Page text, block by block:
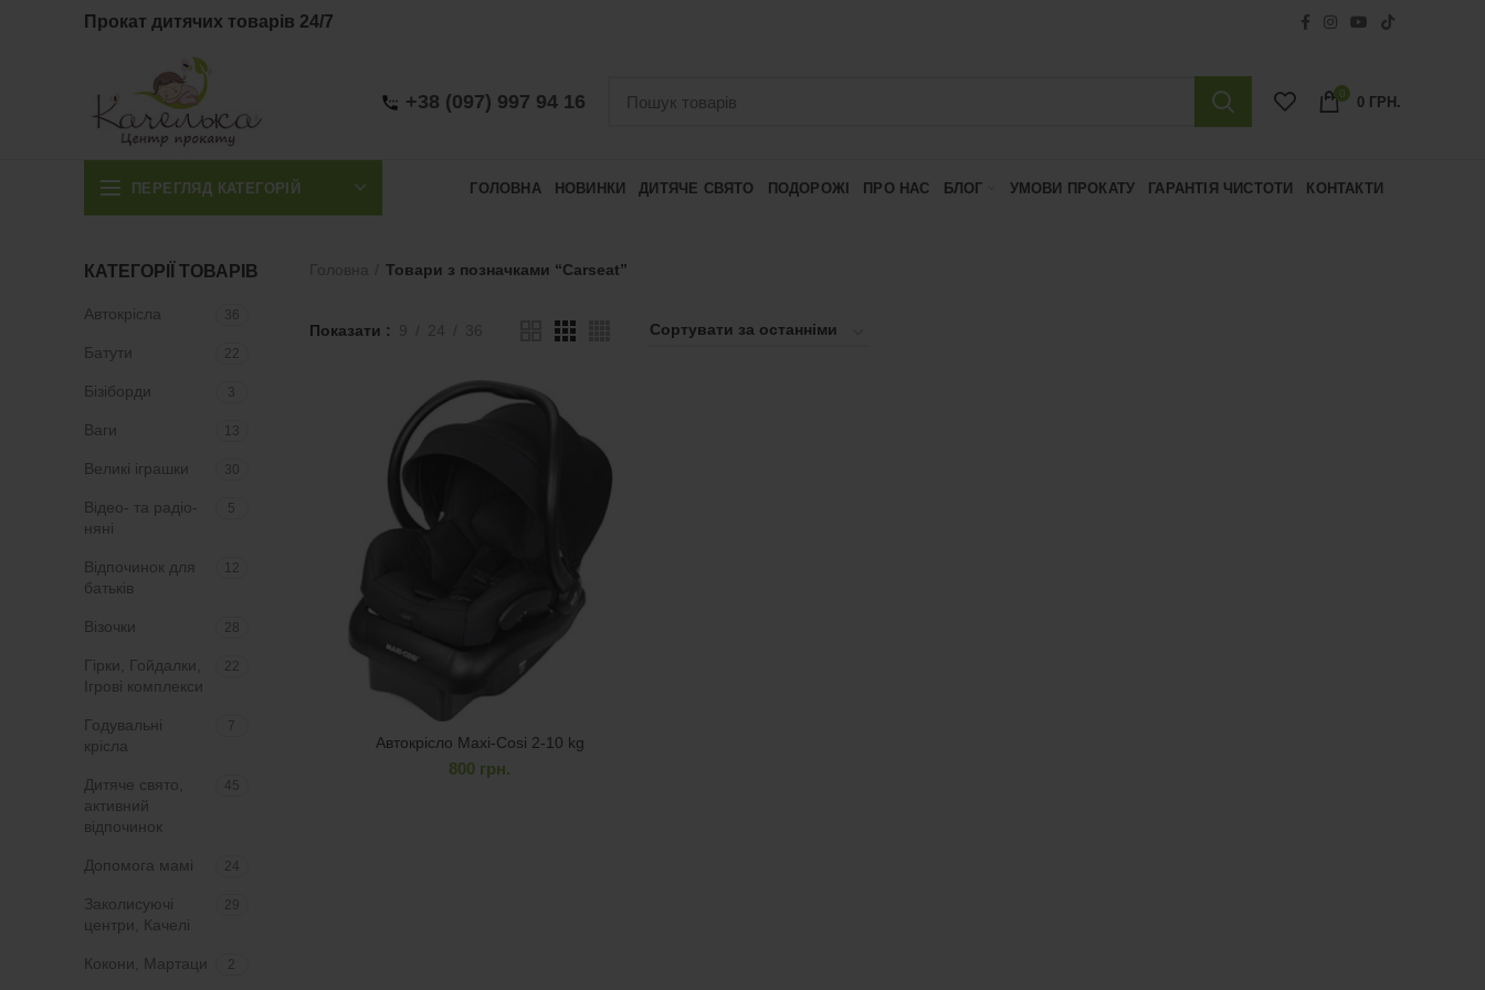
Прокат дитячих товарів 24/7
+38 (097) 997 94 16 0 0 ГРН.
ПЕРЕГЛЯД КАТЕГОРІЙ ГОЛОВНА НОВИНКИ ДИТЯЧЕ СВЯТО ПОДОРОЖІ ПРО НАС БЛОГ УМОВИ ПРОКАТУ ГАРАНТІЯ ЧИСТОТИ КОНТАКТИ
КАТЕГОРІЇ ТОВАРІВ
Автокрісла 36
Батути 22
Бізіборди 3
Ваги 13
Великі іграшки 30
Відео- та радіо-
няні
5
Відпочинок для
батьків
12
Візочки 28
Гірки, Гойдалки,
Ігрові комплекси
22
Годувальні
крісла
7
Дитяче свято,
активний
відпочинок
45
Допомога мамі 24
Заколисуючі
центри, Качелі
29
Кокони, Мартаци 2
Товари з позначками “Сarseat”
Показати
Автокрісло Maxi-Cosi 2-10 kg
800 грн.